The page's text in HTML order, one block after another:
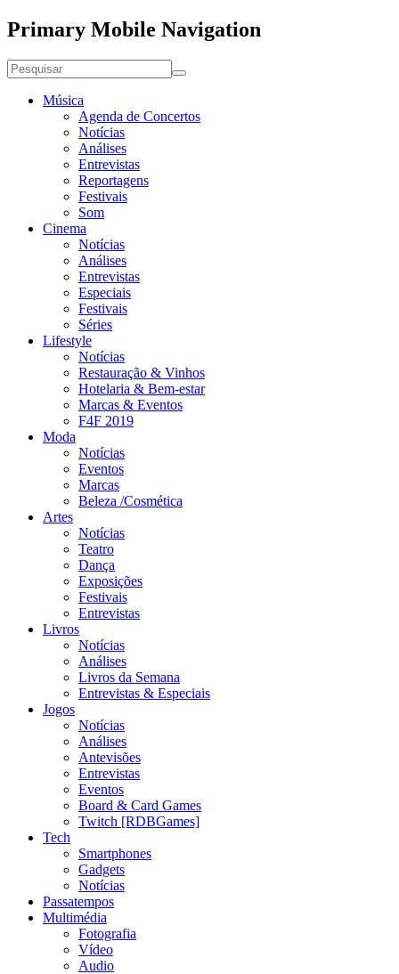
Primary Mobile Navigation
Música
Agenda de Concertos
Notícias
Análises
Entrevistas
Reportagens
Festivais
Som
Cinema
Notícias
Análises
Entrevistas
Especiais
Festivais
Séries
Lifestyle
Notícias
Restauração & Vinhos
Hotelaria & Bem-estar
Marcas & Eventos
F4F 2019
Moda
Notícias
Eventos
Marcas
Beleza /Cosmética
Artes
Notícias
Teatro
Dança
Exposições
Festivais
Entrevistas
Livros
Notícias
Análises
Livros da Semana
Entrevistas & Especiais
Jogos
Notícias
Análises
Antevisões
Entrevistas
Eventos
Board & Card Games
Twitch [RDBGames]
Tech
Smartphones
Gadgets
Notícias
Passatempos
Multimédia
Fotografia
Vídeo
Audio